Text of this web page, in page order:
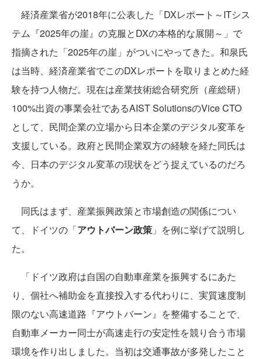
経済産業省が2018年に公表した「DXレポート～ITシス
テム『2025年の崖』の克服とDXの本格的な展開～」で
指摘された「2025年の崖」がついにやってきた。和泉氏
は当時、経済産業省でこのDXレポートを取りまとめた経
験を持つ人物だ。現在は産業技術総合研究所（産総研）
100%出資の事業会社であるAIST SolutionsのVice CTO
として、民間企業の立場から日本企業のデジタル変革を
支援している。政府と民間企業双方の経験を経た同氏は
今、日本のデジタル変革の現状をどう捉えているのだろ
うか。
同氏はまず、産業振興政策と市場創造の関係につい
て、ドイツの「アウトバーン政策 」を例に挙げて説明し
た。
「ドイツ政府は自国の自動車産業を振興するにあた
り、個社へ補助金を直接投入する代わりに、実質速度制
限のない高速道路『アウトバーン』を整備することで、
自動車メーカー同士が高速走行の安定性を競り合う市場
環境を作り出しました。当初は交通事故が多発したこと